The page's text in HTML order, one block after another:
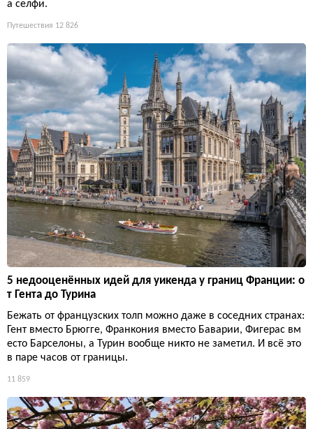
а селфи.
Путешествия 12 826
5 недооценённых идей для уикенда у границ Франции: о
т Гента до Турина
Бежать от французских толп можно даже в соседних странах:
Гент вместо Брюгге, Франкония вместо Баварии, Фигерас вм
есто Барселоны, а Турин вообще никто не заметил. И всё это
в паре часов от границы.
11 859